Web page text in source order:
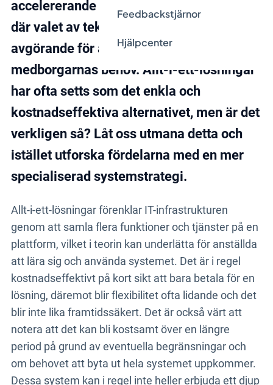
Feedbackstjärnor
Hjälpcenter
accelererande digitala transformationen,
där valet av teknisk infrastruktur är
avgörande för att effektivt möta
medborgarnas behov. Allt-i-ett-lösningar
har ofta setts som det enkla och
kostnadseffektiva alternativet, men är det
verkligen så? Låt oss utmana detta och
istället utforska fördelarna med en mer
specialiserad systemstrategi.
Allt-i-ett-lösningar förenklar IT-infrastrukturen
genom att samla flera funktioner och tjänster på en
plattform, vilket i teorin kan underlätta för anställda
att lära sig och använda systemet. Det är i regel
kostnadseffektivt på kort sikt att bara betala för en
lösning, däremot blir flexibilitet ofta lidande och det
blir inte lika framtidssäkert. Det är också värt att
notera att det kan bli kostsamt över en längre
period på grund av eventuella begränsningar och
om behovet att byta ut hela systemet uppkommer.
Dessa system kan i regel inte heller erbjuda ett djup